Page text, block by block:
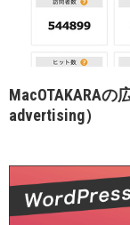
MacOTAKARAの
advertising）